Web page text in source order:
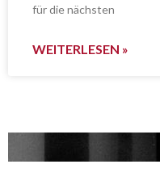
für die nächsten
WEITERLESEN »